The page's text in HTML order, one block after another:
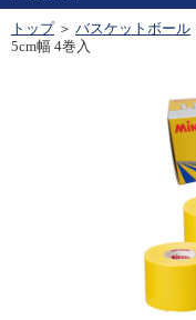
トップ ＞ バスケットボール
5cm幅 4巻入